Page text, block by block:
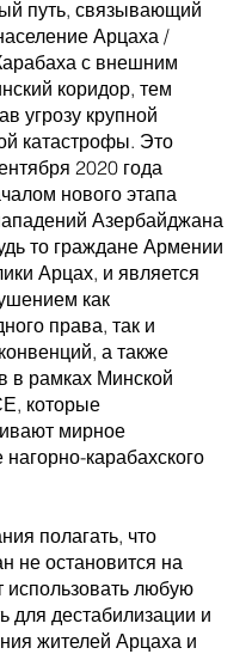
путь, связывающий
Арцаха /
с внешним
коридор, тем
угрозу крупной
катастрофы. Это
2020 года
нового этапа
Азербайджана
то граждане Армении
Арцах, и является
как
права, так и
а также
в рамках Минской
которые
мирное
карабахского
полагать, что
не остановится на
использовать любую
для дестабилизации и
жителей Арцаха и